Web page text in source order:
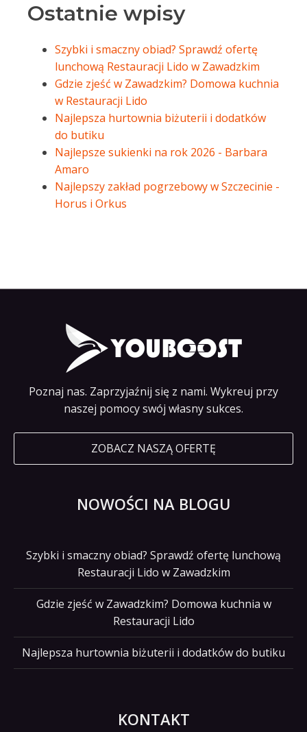
Ostatnie wpisy
Szybki i smaczny obiad? Sprawdź ofertę
lunchową Restauracji Lido w Zawadzkim
Gdzie zjeść w Zawadzkim? Domowa kuchnia
w Restauracji Lido
Najlepsza hurtownia biżuterii i dodatków
do butiku
Najlepsze sukienki na rok 2026 - Barbara
Amaro
Najlepszy zakład pogrzebowy w Szczecinie -
Horus i Orkus
Poznaj nas. Zaprzyjaźnij się z nami. Wykreuj przy
naszej pomocy swój własny sukces.
ZOBACZ NASZĄ OFERTĘ
NOWOŚCI NA BLOGU
Szybki i smaczny obiad? Sprawdź ofertę lunchową
Restauracji Lido w Zawadzkim
Gdzie zjeść w Zawadzkim? Domowa kuchnia w
Restauracji Lido
Najlepsza hurtownia biżuterii i dodatków do butiku
KONTAKT